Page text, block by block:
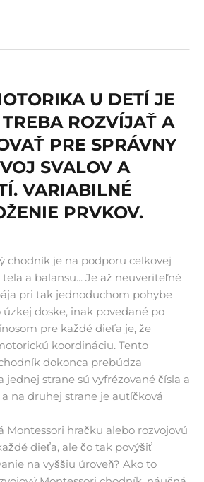
U DETÍ JE
ROZVÍJAŤ A
PRE SPRÁVNY
SVALOV A
VARIABILNÉ
PRVKOV.
chodník je na podporu celkovej
a balansu... Je až neuveriteľné
pri tak jednoduchom pohybe
doske, inak povedané po
pre každé dieťa je, že
koordináciu. Tento
dokonca prebúdza
jednej strane sú vyfrézované čísla a
na druhej strane je autíčková
Montessori hračku alebo rozvojovú
dieťa, ale čo tak povýšiť
na vyššiu úroveň? Ako to